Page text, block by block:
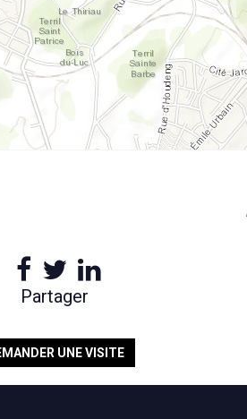
Partager
UNE VISITE